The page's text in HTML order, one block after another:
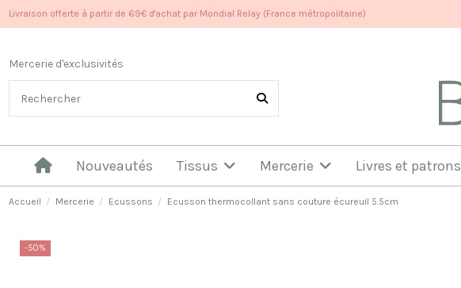
Livraison offerte à partir de 69€ d'achat par Mondial Relay (France métropolitaine)
Mercerie d'exclusivités
Nouveautés Tissus Mercerie Livres et patrons
Accueil Mercerie Ecussons Ecusson thermocollant sans couture écureuil 5.5cm
-50%